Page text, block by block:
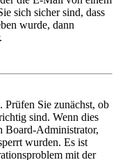
sich sicher sind, dass
wurde, dann
Sie zunächst, ob
sind. Wenn dies
Board-Administrator,
wurden. Es ist
mit der